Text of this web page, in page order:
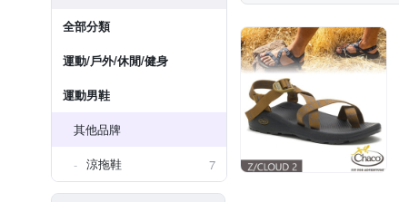
全部分類
運動/戶外/休閒/健身
運動男鞋
其他品牌
涼拖鞋
7